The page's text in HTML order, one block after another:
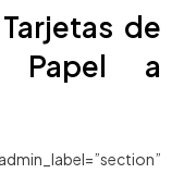
de
Papel a